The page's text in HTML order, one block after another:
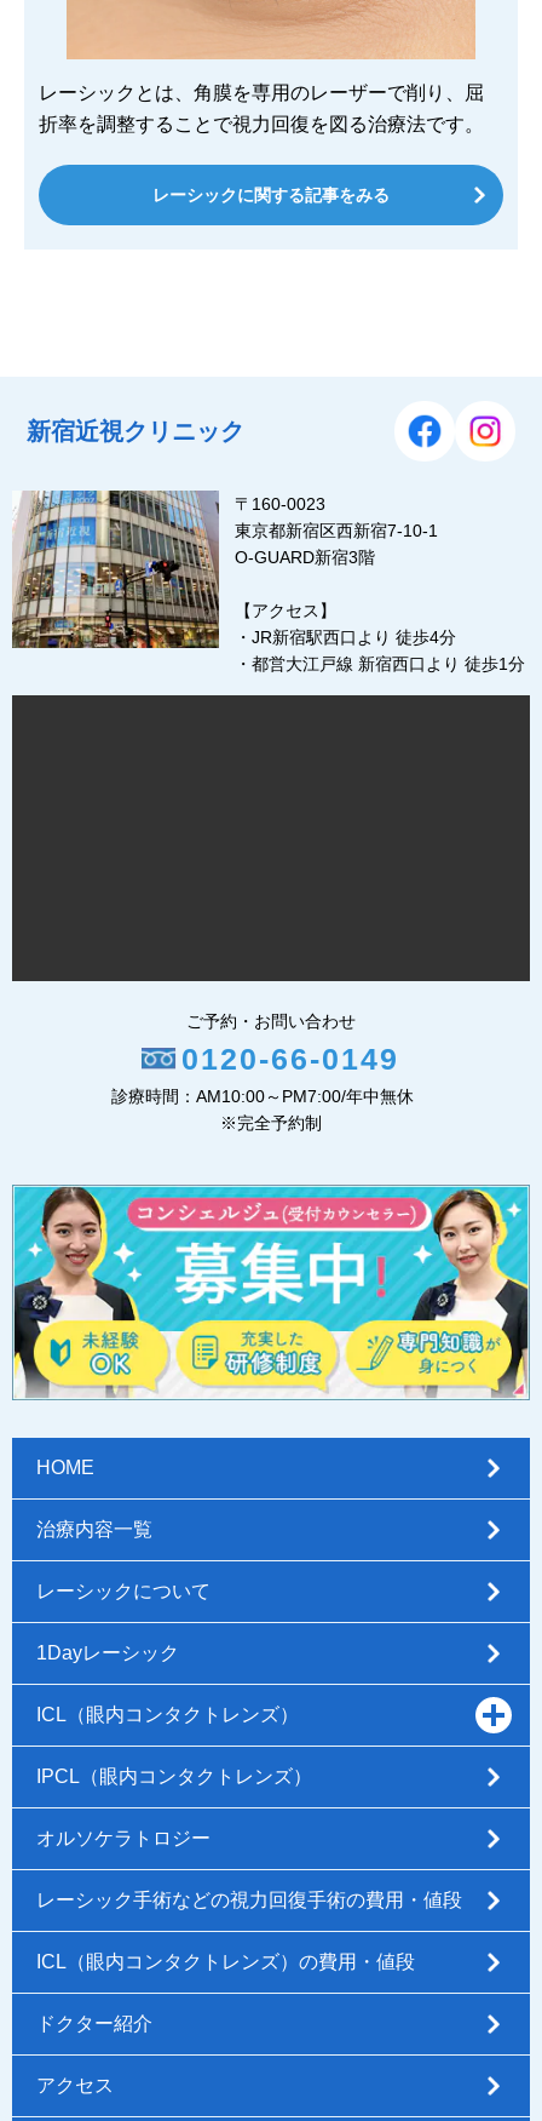
レーシックとは、角膜を専用のレーザーで削り、屈
折率を調整することで視力回復を図る治療法です。
レーシックに関する記事をみる
新宿近視クリニック
〒160-0023
東京都新宿区西新宿7-10-1
O-GUARD新宿3階
【アクセス】
・JR新宿駅西口より 徒歩4分
・都営大江戸線 新宿西口より 徒歩1分
ご予約・お問い合わせ
0120-66-0149
診療時間：AM10:00～PM7:00/年中無休
※完全予約制
HOME
治療内容一覧
レーシックについて
1Dayレーシック
ICL（眼内コンタクトレンズ）
IPCL（眼内コンタクトレンズ）
オルソケラトロジー
レーシック手術などの視力回復手術の費用・値段
ICL（眼内コンタクトレンズ）の費用・値段
ドクター紹介
アクセス